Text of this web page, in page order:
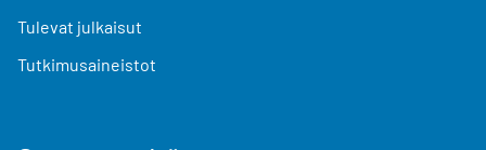
Tulevat julkaisut
Tutkimusaineistot